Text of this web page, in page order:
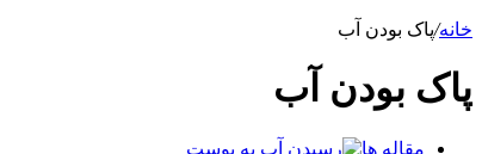
خانه/پاک بودن آب
پاک بودن آب
مقاله ها